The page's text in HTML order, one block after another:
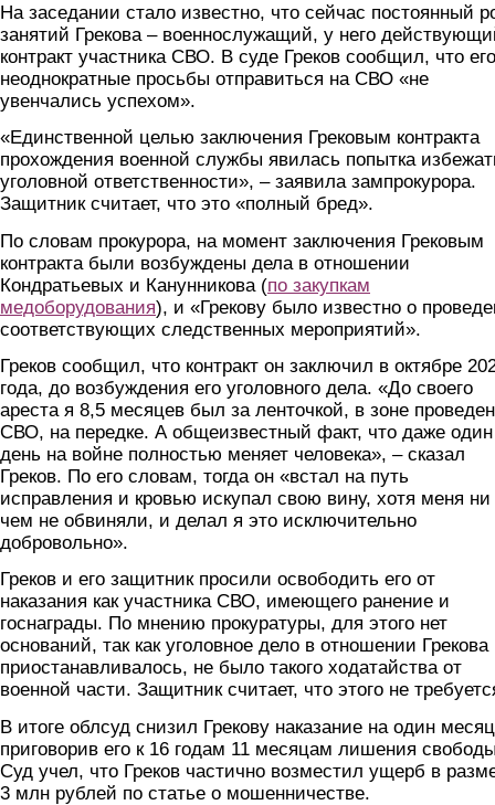
На заседании стало известно, что сейчас постоянный
занятий Грекова – военнослужащий, у него
контракт участника СВО. В суде Греков сообщил, что его
неоднократные просьбы отправиться на СВО «не
увенчались успехом».
«Единственной целью заключения Грековым контракта
прохождения военной службы явилась попытка
уголовной ответственности», – заявила зампрокурора.
Защитник считает, что это «полный бред».
По словам прокурора, на момент заключения Грековым
контракта были возбуждены дела в отношении
Кондратьевых и Канунникова (по закупкам
медоборудования), и «Грекову было известно о
соответствующих следственных мероприятий».
Греков сообщил, что контракт он заключил в октябре
года, до возбуждения его уголовного дела. «До своего
ареста я 8,5 месяцев был за ленточкой, в зоне
СВО, на передке. А общеизвестный факт, что даже один
день на войне полностью меняет человека», – сказал
Греков. По его словам, тогда он «встал на путь
исправления и кровью искупал свою вину, хотя меня ни
чем не обвиняли, и делал я это исключительно
добровольно».
Греков и его защитник просили освободить его от
наказания как участника СВО, имеющего ранение и
госнаграды. По мнению прокуратуры, для этого нет
оснований, так как уголовное дело в отношении Грекова
приостанавливалось, не было такого ходатайства от
военной части. Защитник считает, что этого не
В итоге облсуд снизил Грекову наказание на один
приговорив его к 16 годам 11 месяцам лишения
Суд учел, что Греков частично возместил ущерб в
3 млн рублей по статье о мошенничестве.